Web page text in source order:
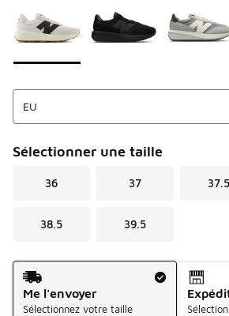
Sélectionner une taille
36 37 37.5
38.5 39.5
Mode d'expédition
Me l'envoyer
Sélectionnez votre taille